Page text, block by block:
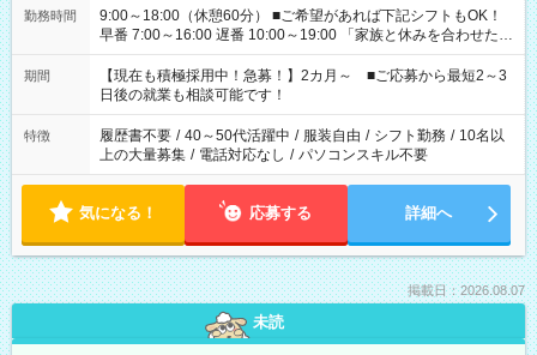
勤務時間
9:00～18:00（休憩60分） ■ご希望があれば下記シフトもOK！
早番 7:00～16:00 遅番 10:00～19:00 「家族と休みを合わせた
い」 「余裕を持って夕飯の準備がしたい」 「できれば残業はし
たくない」 など、ご希望を教えてくださいね。 ※Wワーク希望
の方へ 今ご覧のお仕事で希望する勤務時間と、もう1つのお仕事
の勤務時間。 合計で週40時間を超える場合は応募できません。
期間
【現在も積極採用中！急募！】2カ月～ ■ご応募から最短2～3
日後の就業も相談可能です！
特徴 履歴書不要 / 40～50代活躍中 / 服装自由 / シフト勤務 / 10名以
上の大量募集 / 電話対応なし / パソコンスキル不要
気になる！ 応募する 詳細へ
掲載日：2026.08.07
未読